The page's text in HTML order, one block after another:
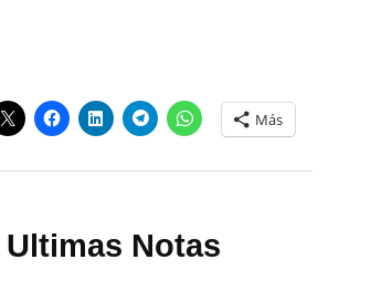
Más
Ultimas Notas